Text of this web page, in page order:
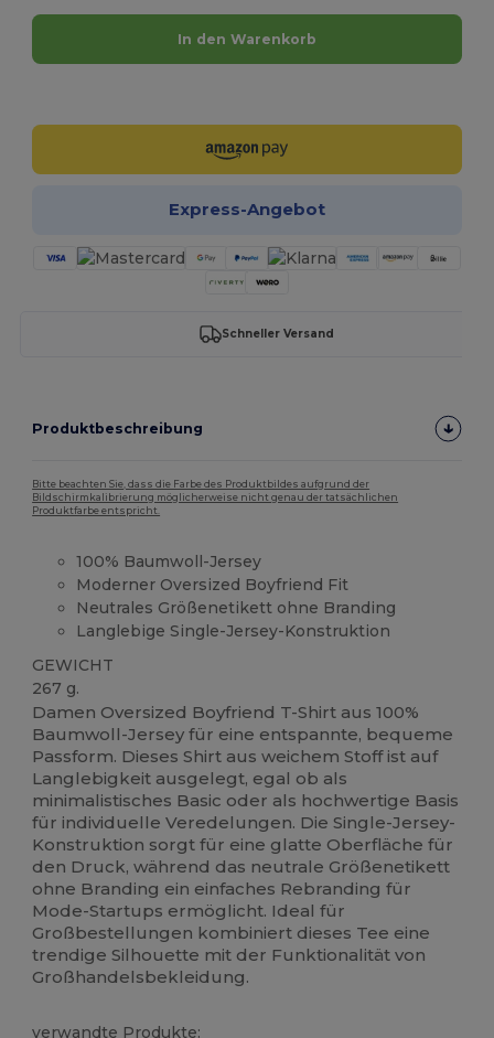
In den Warenkorb
Express-Angebot
Schneller Versand
Produktbeschreibung
Bitte beachten Sie, dass die Farbe des Produktbildes aufgrund der
Bildschirmkalibrierung möglicherweise nicht genau der tatsächlichen
Produktfarbe entspricht.
100% Baumwoll-Jersey
Moderner Oversized Boyfriend Fit
Neutrales Größenetikett ohne Branding
Langlebige Single-Jersey-Konstruktion
GEWICHT
267 g.
Damen Oversized Boyfriend T-Shirt aus 100%
Baumwoll-Jersey für eine entspannte, bequeme
Passform. Dieses Shirt aus weichem Stoff ist auf
Langlebigkeit ausgelegt, egal ob als
minimalistisches Basic oder als hochwertige Basis
für individuelle Veredelungen. Die Single-Jersey-
Konstruktion sorgt für eine glatte Oberfläche für
den Druck, während das neutrale Größenetikett
ohne Branding ein einfaches Rebranding für
Mode-Startups ermöglicht. Ideal für
Großbestellungen kombiniert dieses Tee eine
trendige Silhouette mit der Funktionalität von
Großhandelsbekleidung.
verwandte Produkte: